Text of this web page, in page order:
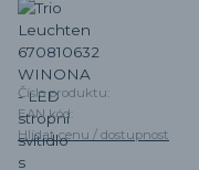
Číslo produktu:
EAN kód:
Hlídat cenu / dostupnost